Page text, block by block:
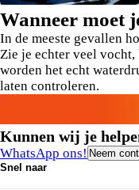
Wanneer moet
In de meeste gevallen
Zie je echter veel
worden het echt
laten controleren.
Kunnen wij je
WhatsApp ons! Neem
Snel naar